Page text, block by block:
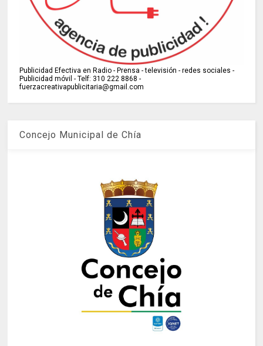
Publicidad Efectiva en Radio - Prensa - televisión - redes sociales -
Publicidad móvil - Telf: 310 222 8868 -
fuerzacreativapublicitaria@gmail.com
Concejo Municipal de Chía